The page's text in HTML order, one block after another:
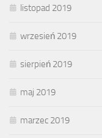
listopad 2019
wrzesień 2019
sierpień 2019
maj 2019
marzec 2019